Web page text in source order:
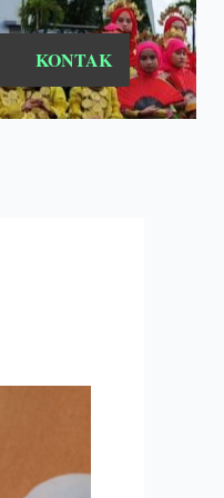
KONTAK